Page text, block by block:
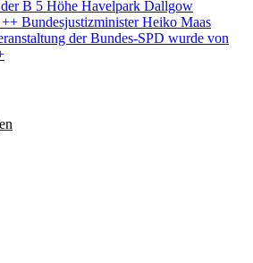
B 5 Höhe Havelpark Dallgow
Bundesjustizminister Heiko Maas
der Bundes-SPD wurde von